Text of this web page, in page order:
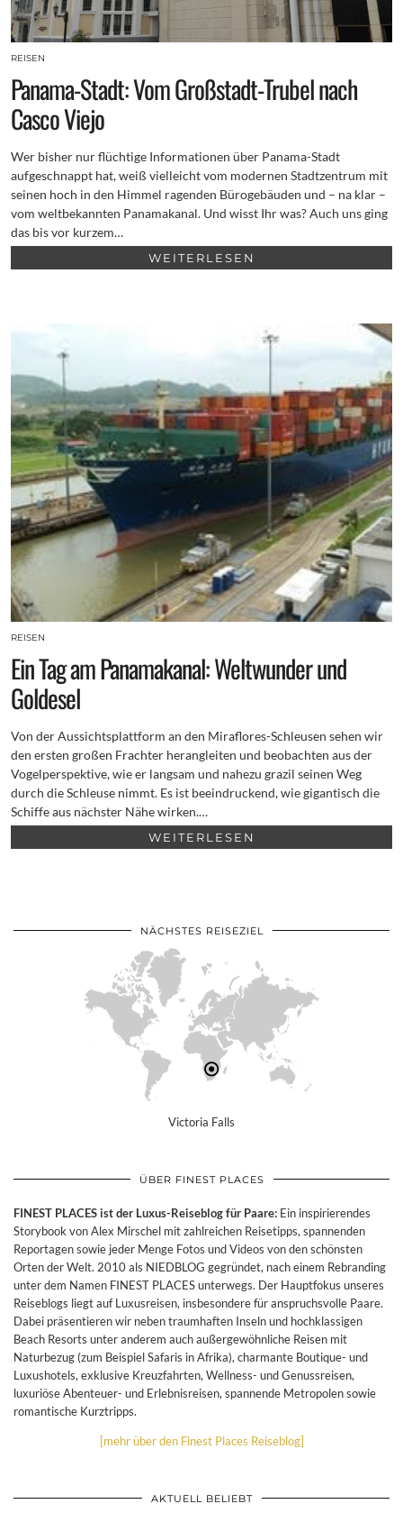
REISEN
Panama-Stadt: Vom Großstadt-Trubel nach
Casco Viejo
Wer bisher nur flüchtige Informationen über Panama-Stadt
aufgeschnappt hat, weiß vielleicht vom modernen Stadtzentrum mit
seinen hoch in den Himmel ragenden Bürogebäuden und – na klar –
vom weltbekannten Panamakanal. Und wisst Ihr was? Auch uns ging
das bis vor kurzem…
WEITERLESEN
REISEN
Ein Tag am Panamakanal: Weltwunder und
Goldesel
Von der Aussichtsplattform an den Miraflores-Schleusen sehen wir
den ersten großen Frachter herangleiten und beobachten aus der
Vogelperspektive, wie er langsam und nahezu grazil seinen Weg
durch die Schleuse nimmt. Es ist beeindruckend, wie gigantisch die
Schiffe aus nächster Nähe wirken.…
WEITERLESEN
NÄCHSTES REISEZIEL
Victoria Falls
ÜBER FINEST PLACES
FINEST PLACES ist der Luxus-Reiseblog für Paare: Ein inspirierendes
Storybook von Alex Mirschel mit zahlreichen Reisetipps, spannenden
Reportagen sowie jeder Menge Fotos und Videos von den schönsten
Orten der Welt. 2010 als NIEDBLOG gegründet, nach einem Rebranding
unter dem Namen FINEST PLACES unterwegs. Der Hauptfokus unseres
Reiseblogs liegt auf Luxusreisen, insbesondere für anspruchsvolle Paare.
Dabei präsentieren wir neben traumhaften Inseln und hochklassigen
Beach Resorts unter anderem auch außergewöhnliche Reisen mit
Naturbezug (zum Beispiel Safaris in Afrika), charmante Boutique- und
Luxushotels, exklusive Kreuzfahrten, Wellness- und Genussreisen,
luxuriöse Abenteuer- und Erlebnisreisen, spannende Metropolen sowie
romantische Kurztripps.
[mehr über den Finest Places Reiseblog]
AKTUELL BELIEBT